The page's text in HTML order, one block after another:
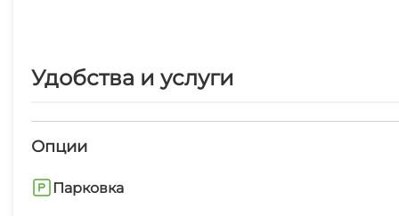
В пешей доступности от нас пляж галечный,
Мы готовы принимать своих постояльцев круглый
Удобства и услуги
Опции
Парковка